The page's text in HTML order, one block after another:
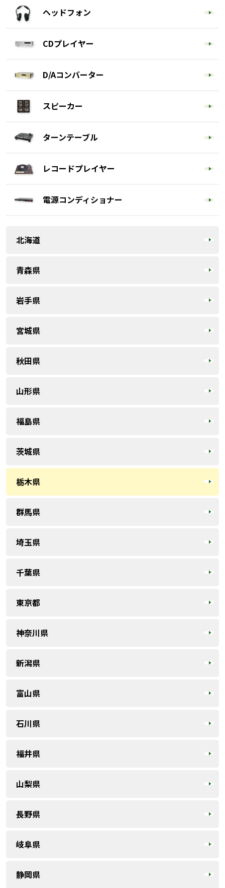
ヘッドフォン
CDプレイヤー
D/Aコンバーター
スピーカー
ターンテーブル
レコードプレイヤー
電源コンディショナー
北海道
青森県
岩手県
宮城県
秋田県
山形県
福島県
茨城県
栃木県
群馬県
埼玉県
千葉県
東京都
神奈川県
新潟県
富山県
石川県
福井県
山梨県
長野県
岐阜県
静岡県